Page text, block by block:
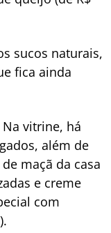
sucos naturais,
fica ainda
vitrine, há
além de
maçã da casa
e creme
com